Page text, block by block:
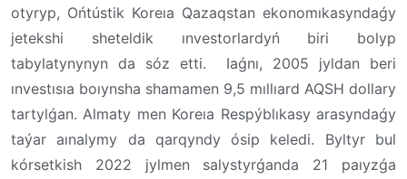
otyryp, Ońtústik Koreıa Qazaqstan ekonomıkasyndaǵy
jetekshi sheteldik ınvestorlardyń biri bolyp
tabylatynynyn da sóz etti. Iaǵnı, 2005 jyldan beri
ınvestısıa boıynsha shamamen 9,5 mıllıard AQSH dollary
tartylǵan. Almaty men Koreıa Respýblıkasy arasyndaǵy
taýar aınalymy da qarqyndy ósip keledi. Byltyr bul
kórsetkish 2022 jylmen salystyrǵanda 21 paıyzǵa